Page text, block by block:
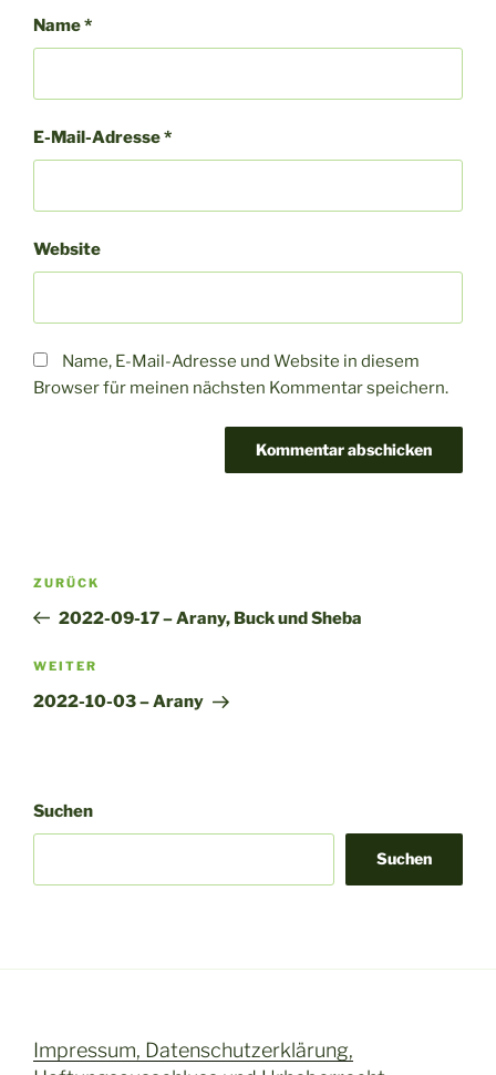
Name*
E-Mail-Adresse*
Website
Name, E-Mail-Adresse und Website in diesem
Browser für meinen nächsten Kommentar speichern.
e
r
a
t
:
Beitragsnavigation
Vorheriger
Beitrag
ZURÜCK
2022-09-17 – Arany, Buck und Sheba
Nächster
Beitrag
WEITER
2022-10-03 – Arany
Suchen
Suchen
Impressum, Datenschutzerklärung,